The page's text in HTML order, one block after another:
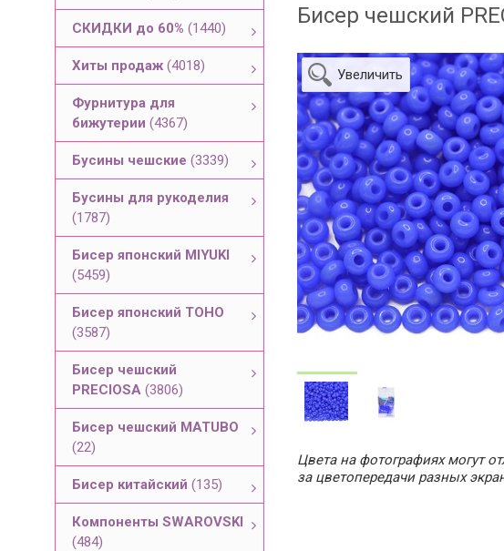
СКИДКИ до 60% (1440)
Хиты продаж (4018)
Фурнитура для
бижутерии (4367)
Бусины чешские (3339)
Бусины для рукоделия
(1787)
Бисер японский MIYUKI
(5459)
Бисер японский TOHO
(3587)
Бисер чешский
PRECIOSA (3806)
Бисер чешский MATUBO
(22)
Бисер китайский (135)
Компоненты SWAROVSKI
(484)
Бисер чешский
Увеличить
Цвета на фотографиях могут
за цветопередачи разных